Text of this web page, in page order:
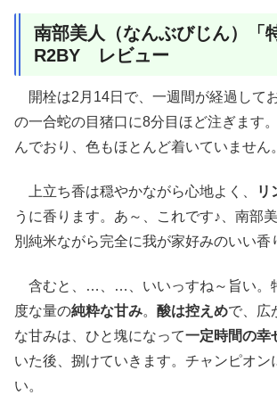
南部美人（なんぶびじん）「
R2BY レビュー
開栓は2月14日で、一週間が経過して
の一合蛇の目猪口に8分目ほど注ぎます
んでおり、色もほとんど着いていません。
上立ち香は穏やかながら心地よく、 リ
うに香ります。あ～、これです♪、南部
別純米ながら完全に我が家好みのいい香
含むと、…、…、いいっすね～旨い。
度な量の純粋な甘み。 酸は控えめで、広
な甘みは、ひと塊になって一定時間の幸
いた後、捌けていきます。チャンピオン
い。